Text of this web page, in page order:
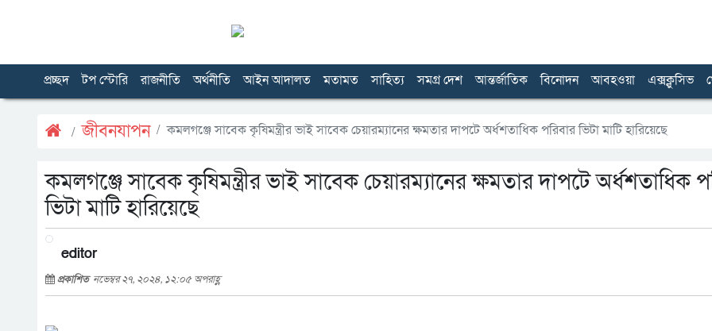
প্রচ্ছদ টপ স্টোরি রাজনীতি অর্থনীতি আইন আদালত মতামত সাহিত্য সমগ্র দেশ আন্তর্জাতিক বিনোদন আবহওয়া এক্সক্লুসিভ
জীবনযাপন কমলগঞ্জে সাবেক কৃষিমন্ত্রীর ভাই সাবেক চেয়ারম্যানের ক্ষমতার দাপটে অর্ধশতাধিক পরিবার ভিটা মাটি হারিয়েছে
কমলগঞ্জে সাবেক কৃষিমন্ত্রীর ভাই সাবেক চেয়ারম্যানের ক্ষমতার দাপটে অর্ধশতাধিক
ভিটা মাটি হারিয়েছে
editor
প্রকাশিত নভেম্বর ২৭, ২০২৪, ১২:০৫ অপরাহ্ণ